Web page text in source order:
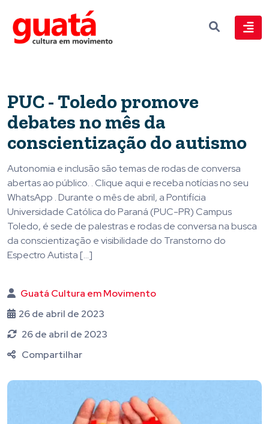
PUC - Toledo promove
debates no mês da
conscientização do autismo
Autonomia e inclusão são temas de rodas de conversa
abertas ao público. . Clique aqui e receba notícias no seu
WhatsApp . Durante o mês de abril, a Pontifícia
Universidade Católica do Paraná (PUC-PR) Campus
Toledo, é sede de palestras e rodas de conversa na busca
da conscientização e visibilidade do Transtorno do
Espectro Autista […]
Guatá Cultura em Movimento
26 de abril de 2023
26 de abril de 2023
Compartilhar